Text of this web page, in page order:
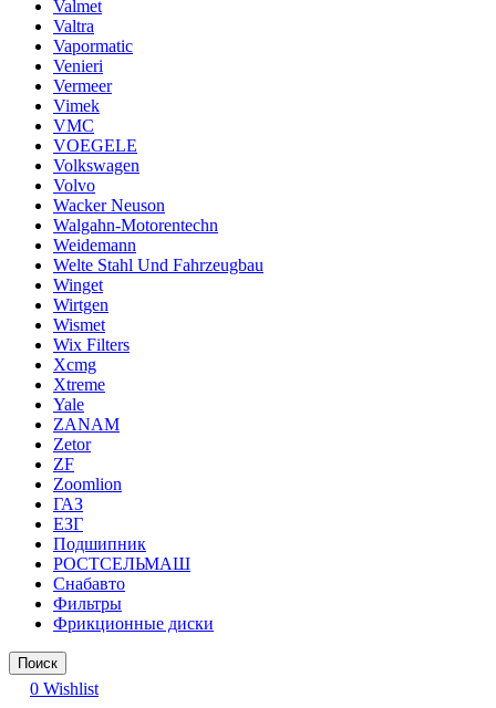
Valmet
Valtra
Vapormatic
Venieri
Vermeer
Vimek
VMC
VOEGELE
Volkswagen
Volvo
Wacker Neuson
Walgahn-Motorentechn
Weidemann
Welte Stahl Und Fahrzeugbau
Winget
Wirtgen
Wismet
Wix Filters
Xcmg
Xtreme
Yale
ZANAM
Zetor
ZF
Zoomlion
ГАЗ
ЕЗГ
Подшипник
РОСТСЕЛЬМАШ
Снабавто
Фильтры
Фрикционные диски
Поиск
0 Wishlist